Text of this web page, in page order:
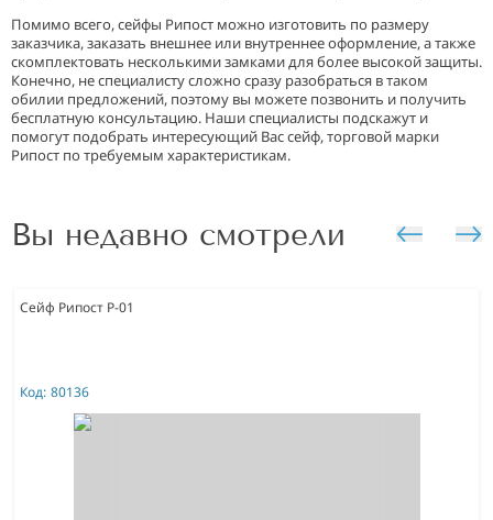
Помимо всего, сейфы Рипост можно изготовить по размеру
заказчика, заказать внешнее или внутреннее оформление, а также
скомплектовать несколькими замками для более высокой защиты.
Конечно, не специалисту сложно сразу разобраться в таком
обилии предложений, поэтому вы можете позвонить и получить
бесплатную консультацию. Наши специалисты подскажут и
помогут подобрать интересующий Вас сейф, торговой марки
Рипост по требуемым характеристикам.
Вы недавно смотрели
Сейф Рипост Р-01
Код: 80136